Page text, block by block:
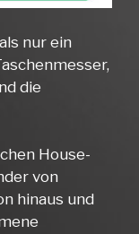
nur ein
die
House-
von
hinaus und